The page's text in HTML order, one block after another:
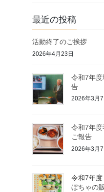
最近の投稿
活動終了のご挨拶
2026年4月23日
令和7年
告
2026年3月7
令和7年
ご報告
2026年3月7
令和7年
ぼちゃの